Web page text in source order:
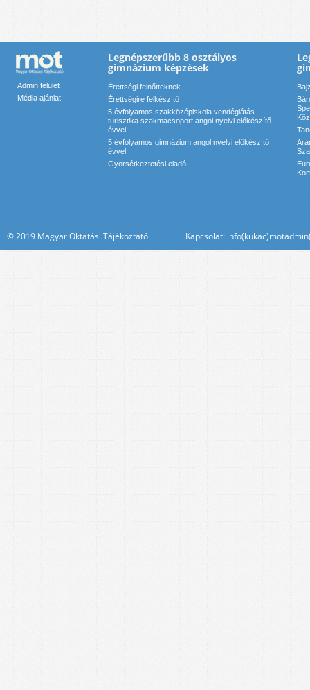
Admin felület
Média ajánlat
Legnépszerűbb 8 osztályos
gimnázium képzések
Érettségi felnőtteknek
Érettségire felkészítő
5 évfolyamos szakközépiskola vendéglátás-
turisztika szakmacsoport angol nyelvi előkészítő
évvel
5 évfolyamos gimnázium angol nyelvi előkészítő
évvel
Gyorsétkeztetési eladó
© 2019 Magyar Oktatási Tájékoztató Kapcsolat: